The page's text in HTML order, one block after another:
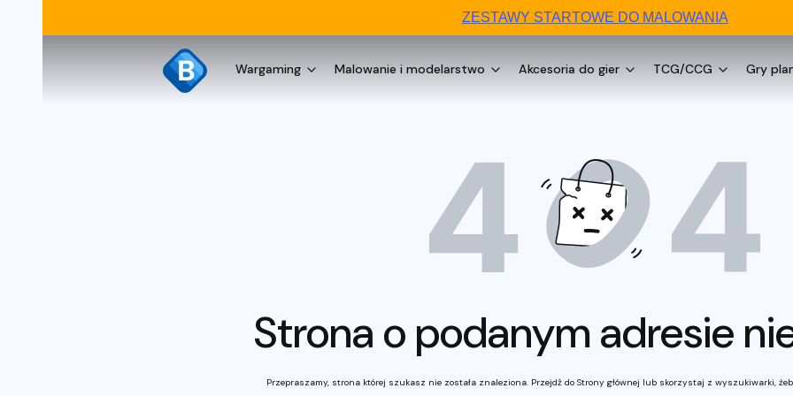
ZESTAWY STARTOWE DO MALOWANIA
Wargaming Malowanie i modelarstwo Akcesoria do gier TCG/CCG Gry
Strona o podanym adresie
Przepraszamy, strona której szukasz nie została znaleziona. Przejdź do Strony głównej lub skorzystaj z wyszukiwarki,